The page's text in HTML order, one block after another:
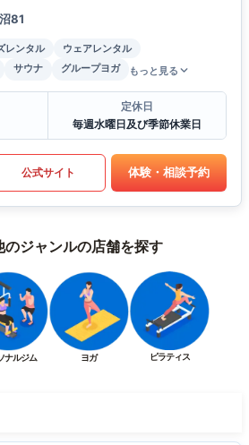
81
レンタル
ウェアレンタル
サウナ グループヨガ もっと見る
定休日
毎週水曜日及び季節休業日
公式サイト 体験・相談予約
のジャンルの店舗を探す
ナルジム ヨガ ピラティス